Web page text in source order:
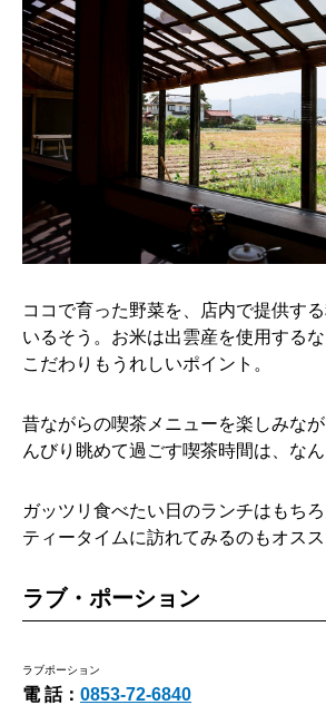
ココで育った野菜を、店内で提供す
いるそう。お米は出雲産を使用する
こだわりもうれしいポイント。
昔ながらの喫茶メニューを楽しみな
んびり眺めて過ごす喫茶時間は、なん
ガッツリ食べたい日のランチはもち
ティータイムに訪れてみるのもオスス
ラブ・ポーション
ラブポーション
電 話： 0853-72-6840